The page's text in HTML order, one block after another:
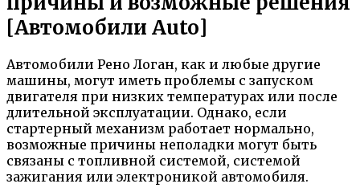
[Автомобили Auto]
Автомобили Рено Логан, как и любые другие
машины, могут иметь проблемы с запуском
двигателя при низких температурах или после
длительной эксплуатации. Однако, если
стартерный механизм работает нормально,
возможные причины неполадки могут быть
связаны с топливной системой, системой
зажигания или электроникой автомобиля.